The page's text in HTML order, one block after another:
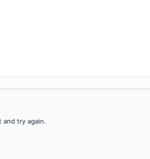
and try again.